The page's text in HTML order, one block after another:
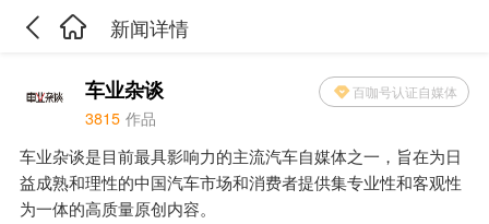
新闻详情
车业杂谈 百咖号认证自媒体
3815 作品
车业杂谈是目前最具影响力的主流汽车自媒体之一，旨在为日
益成熟和理性的中国汽车市场和消费者提供集专业性和客观性
为一体的高质量原创内容。